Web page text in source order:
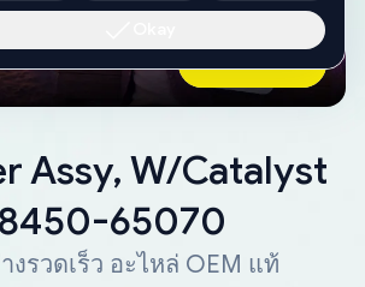
than a tow
Ask AI Now
Assy, W/Catalyst
65070
งรวดเร็ว อะไหล่ OEM แท้